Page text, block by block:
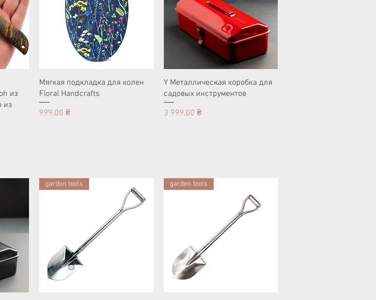
из
из
Мягкая подкладка для колен
Floral Handcrafts
Цена
999,00 ₴
Y Металлическая коробка для
садовых инструментов
Цена
3 999,00 ₴
garden tools garden tools